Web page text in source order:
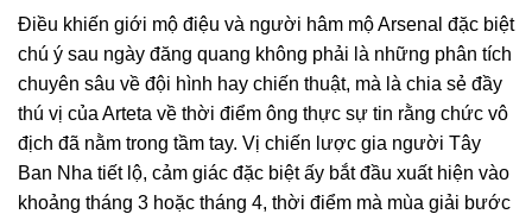
Điều khiến giới mộ điệu và người hâm mộ Arsenal đặc biệt
chú ý sau ngày đăng quang không phải là những phân tích
chuyên sâu về đội hình hay chiến thuật, mà là chia sẻ đầy
thú vị của Arteta về thời điểm ông thực sự tin rằng chức vô
địch đã nằm trong tầm tay. Vị chiến lược gia người Tây
Ban Nha tiết lộ, cảm giác đặc biệt ấy bắt đầu xuất hiện vào
khoảng tháng 3 hoặc tháng 4, thời điểm mà mùa giải bước